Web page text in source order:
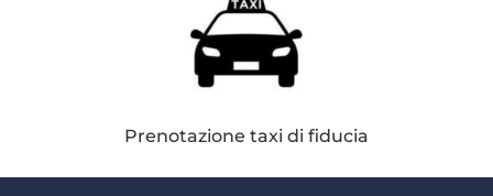
Prenotazione taxi di fiducia